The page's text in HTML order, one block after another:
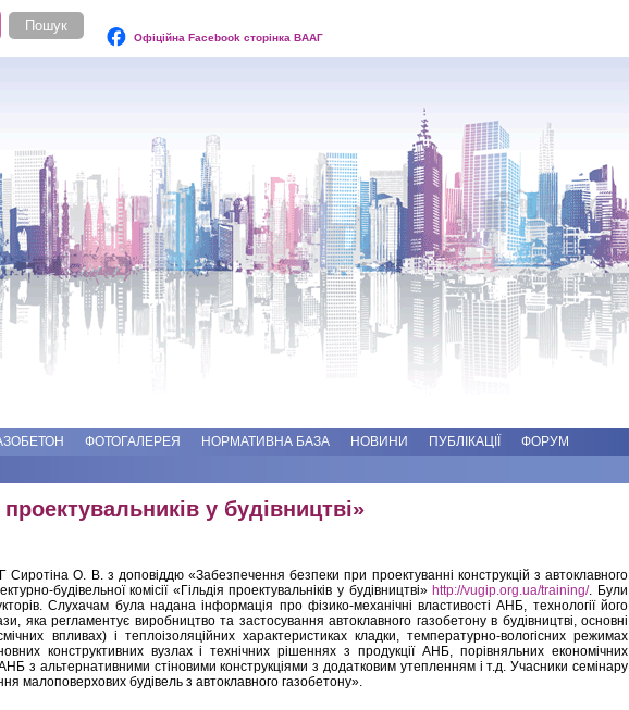
Офіційна Facebook сторінка ВААГ
ФОТОГАЛЕРЕЯ НОРМАТИВНА БАЗА НОВИНИ ПУБЛІКАЦІЇ ФОРУМ
проектувальників у будівництві»
О. В. з доповіддю «Забезпечення безпеки при проектуванні конструкцій з автоклавного
будівельної комісії «Гільдія проектувальніків у будівництві»http://vugip.org.ua/training/. Були
Слухачам була надана інформація про фізико-механічні властивості АНБ, технології його
яка регламентує виробництво та застосування автоклавного газобетону в будівництві, основні
впливах) і теплоізоляційних характеристиках кладки, температурно-вологісних режимах
конструктивних вузлах і технічних рішеннях з продукції АНБ, порівняльних економічних
з альтернативними стіновими конструкціями з додатковим утепленням і т.д. Учасники семінару
малоповерхових будівель з автоклавного газобетону».